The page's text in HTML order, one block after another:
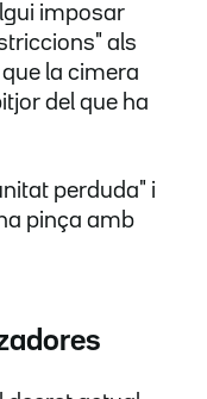
imposar
als
la cimera
del que ha
perduda" i
pinça amb